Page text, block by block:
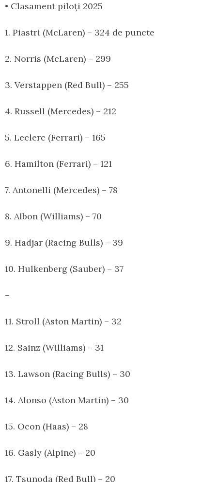
• Clasament piloți 2025
1. Piastri (McLaren) – 324 de puncte
2. Norris (McLaren) – 299
3. Verstappen (Red Bull) – 255
4. Russell (Mercedes) – 212
5. Leclerc (Ferrari) – 165
6. Hamilton (Ferrari) – 121
7. Antonelli (Mercedes) – 78
8. Albon (Williams) – 70
9. Hadjar (Racing Bulls) – 39
10. Hulkenberg (Sauber) – 37
–
11. Stroll (Aston Martin) – 32
12. Sainz (Williams) – 31
13. Lawson (Racing Bulls) – 30
14. Alonso (Aston Martin) – 30
15. Ocon (Haas) – 28
16. Gasly (Alpine) – 20
17. Tsunoda (Red Bull) – 20